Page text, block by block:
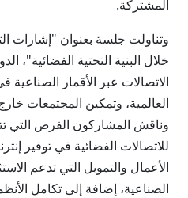
المشتركة.
وتناولت جلسة بعنوان "إشارات
خلال البنية التحتية الفضائية"،
الاتصالات عبر الأقمار
العالمية، وتمكين المجتمعات
وناقش المشاركون الفرص التي
للاتصالات الفضائية في توفير
الأعمال والتمويل التي تدعم
الصناعية، إضافة إلى تكامل